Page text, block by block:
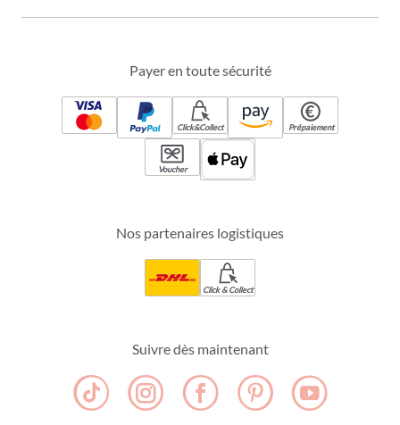
Payer en toute sécurité
Click&Collect Prépaiement
Voucher
Nos partenaires logistiques
Click & Collect
Suivre dès maintenant